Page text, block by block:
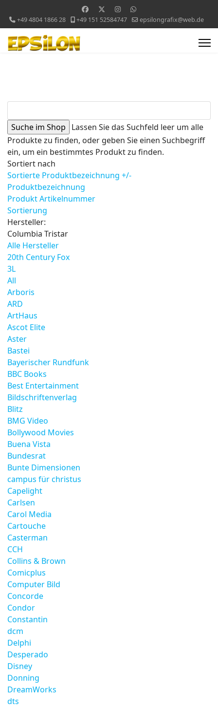
+49 4804 1866 28 +49 151 52584747 epsilongrafix@web.de
Lassen Sie das Suchfeld leer um alle
Produkte zu finden, oder geben Sie einen Suchbegriff
ein, um ein bestimmtes Produkt zu finden.
Sortiert nach
Sortierte Produktbezeichnung +/-
Produktbezeichnung
Produkt Artikelnummer
Sortierung
Hersteller:
Columbia Tristar
Alle Hersteller
20th Century Fox
3L
All
Arboris
ARD
ArtHaus
Ascot Elite
Aster
Bastei
Bayerischer Rundfunk
BBC Books
Best Entertainment
Bildschriftenverlag
Blitz
BMG Video
Bollywood Movies
Buena Vista
Bundesrat
Bunte Dimensionen
campus für christus
Capelight
Carlsen
Carol Media
Cartouche
Casterman
CCH
Collins & Brown
Comicplus
Computer Bild
Concorde
Condor
Constantin
dcm
Delphi
Desperado
Disney
Donning
DreamWorks
dts